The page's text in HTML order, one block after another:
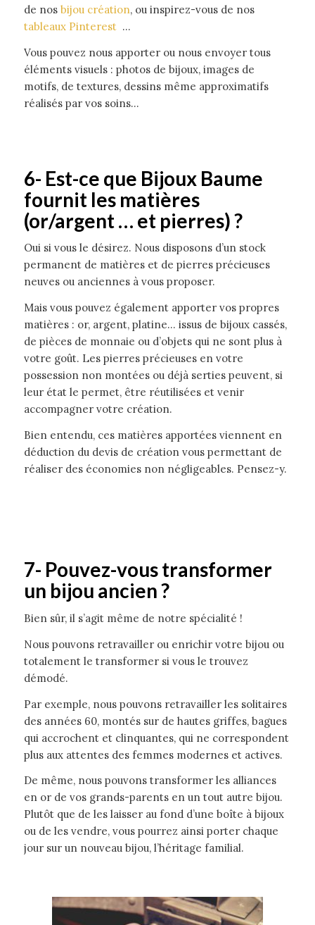
de nos bijou création, ou inspirez-vous de nos
tableaux Pinterest…
Vous pouvez nous apporter ou nous envoyer tous
éléments visuels : photos de bijoux, images de
motifs, de textures, dessins même approximatifs
réalisés par vos soins…
6- Est-ce que Bijoux Baume
fournit les matières
(or/argent … et pierres) ?
Oui si vous le désirez. Nous disposons d’un stock
permanent de matières et de pierres précieuses
neuves ou anciennes à vous proposer.
Mais vous pouvez également apporter vos propres
matières : or, argent, platine… issus de bijoux cassés,
de pièces de monnaie ou d’objets qui ne sont plus à
votre goût. Les pierres précieuses en votre
possession non montées ou déjà serties peuvent, si
leur état le permet, être réutilisées et venir
accompagner votre création.
Bien entendu, ces matières apportées viennent en
déduction du devis de création vous permettant de
réaliser des économies non négligeables. Pensez-y.
7- Pouvez-vous transformer
un bijou ancien ?
Bien sûr, il s’agit même de notre spécialité !
Nous pouvons retravailler ou enrichir votre bijou ou
totalement le transformer si vous le trouvez
démodé.
Par exemple, nous pouvons retravailler les solitaires
des années 60, montés sur de hautes griffes, bagues
qui accrochent et clinquantes, qui ne correspondent
plus aux attentes des femmes modernes et actives.
De même, nous pouvons transformer les alliances
en or de vos grands-parents en un tout autre bijou.
Plutôt que de les laisser au fond d’une boîte à bijoux
ou de les vendre, vous pourrez ainsi porter chaque
jour sur un nouveau bijou, l’héritage familial.